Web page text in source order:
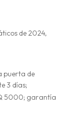
de 2024,
puerta de
3 días;
5000; garantía